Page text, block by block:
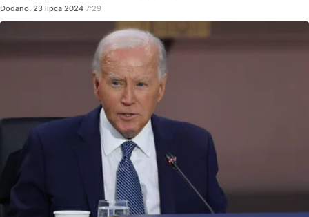
Dodano: 23 lipca 2024 7:29